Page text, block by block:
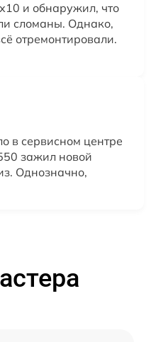
и обнаружил, что
сломаны. Однако,
отремонтировали.
в сервисном центре
зажил новой
Однозначно,